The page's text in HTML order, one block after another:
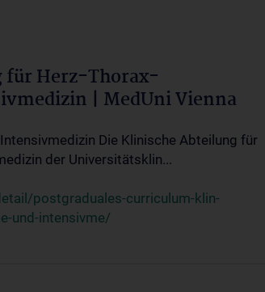
für Herz-Thorax-
| MedUni Vienna
Die Klinische Abteilung für
der Universitätsklin...
postgraduales-curriculum-klin-
und-intensivme/